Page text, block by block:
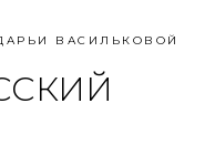
ВАСИЛЬКОВОЙ